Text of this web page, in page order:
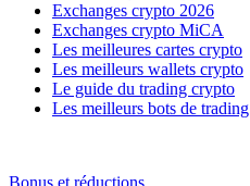
Exchanges crypto 2026
Exchanges crypto MiCA
Les meilleures cartes crypto
Les meilleurs wallets crypto
Le guide du trading crypto
Les meilleurs bots de trading
Bonus et réductions